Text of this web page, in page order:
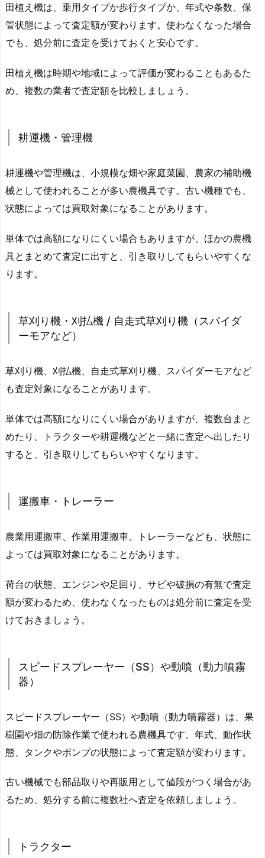
田植え機は、乗用タイプか歩行タイプか、年式や条数、保
管状態によって査定額が変わります。使わなくなった場合
でも、処分前に査定を受けておくと安心です。
田植え機は時期や地域によって評価が変わることもあるた
め、複数の業者で査定額を比較しましょう。
耕運機・管理機
耕運機や管理機は、小規模な畑や家庭菜園、農家の補助機
械として使われることが多い農機具です。古い機種でも、
状態によっては買取対象になることがあります。
単体では高額になりにくい場合もありますが、ほかの農機
具とまとめて査定に出すと、引き取りしてもらいやすくな
ります。
草刈り機・刈払機 / 自走式草刈り機（スパイダ
ーモアなど）
草刈り機、刈払機、自走式草刈り機、スパイダーモアなど
も査定対象になることがあります。
単体では高額になりにくい場合がありますが、複数台まと
めたり、トラクターや耕運機などと一緒に査定へ出したり
すると、引き取りしてもらいやすくなります。
運搬車・トレーラー
農業用運搬車、作業用運搬車、トレーラーなども、状態に
よっては買取対象になることがあります。
荷台の状態、エンジンや足回り、サビや破損の有無で査定
額が変わるため、使わなくなったものは処分前に査定を受
けておきましょう。
スピードスプレーヤー（SS）や動噴（動力噴霧
器）
スピードスプレーヤー（SS）や動噴（動力噴霧器）は、果
樹園や畑の防除作業で使われる農機具です。年式、動作状
態、タンクやポンプの状態によって査定額が変わります。
古い機械でも部品取りや再販用として値段がつく場合があ
るため、処分する前に複数社へ査定を依頼しましょう。
トラクター